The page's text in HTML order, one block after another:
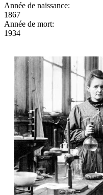
Année de naissance:
1867
Année de mort:
1934